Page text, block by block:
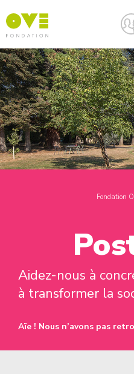
Fondation
Aidez-nous à
à transformer la
Aïe ! Nous n’avons pas